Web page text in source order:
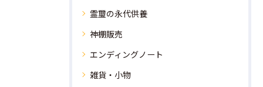
霊璽の永代供養
神棚販売
エンディングノート
雑貨・小物